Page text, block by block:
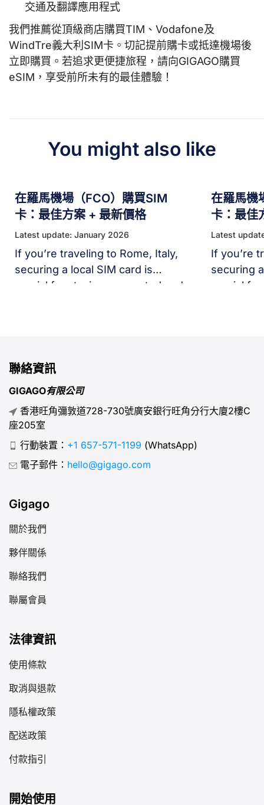
交通及翻譯應用程式
我們推薦從頂級商店購買TIM、Vodafone及
WindTre義大利SIM卡。切記提前購卡或抵達機場後
立即購買。若追求更便捷旅程，請向GIGAGO購買
eSIM，享受前所未有的最佳體驗！
You might also like
在羅馬機場（FCO）購買SIM
卡：最佳方案 + 最新價格
Latest update: January 2026
If you’re traveling to Rome, Italy,
securing a local SIM card is
crucial for staying connected and
and how to buy a SIM card at
plans available.
在羅馬機
卡：最佳
Latest
If you’re
securing
crucial
聯絡資訊
GIGAGO有限公司
香港旺角彌敦道728-730號廣安銀行旺角分行大廈2樓C
座205室
行動裝置： +1 657-571-1199 (WhatsApp)
電子郵件： hello@gigago.com
Gigago
關於我們
夥伴關係
聯絡我們
聯屬會員
法律資訊
使用條款
取消與退款
隱私權政策
配送政策
付款指引
開始使用